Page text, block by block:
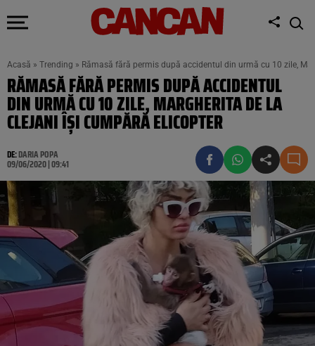
Acasă » Trending » Rămasă fără permis după accidentul din urmă cu 10 zile,
RĂMASĂ FĂRĂ PERMIS DUPĂ ACCIDENTUL
DIN URMĂ CU 10 ZILE, MARGHERITA DE LA
CLEJANI ÎȘI CUMPĂRĂ ELICOPTER
DE:DARIA POPA
09/06/2020 | 09:41